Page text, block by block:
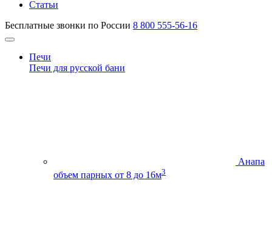
Статьи
Бесплатные звонки по России 8 800 555-56-16
Печи
Печи для русской бани
Анапа
объем парных от 8 до 16м3